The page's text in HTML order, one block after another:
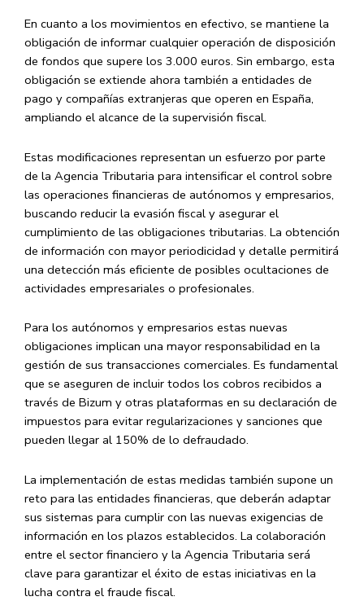
​En cuanto a los movimientos en efectivo, se mantiene la
obligación de informar cualquier operación de disposición
de fondos que supere los 3.000 euros. Sin embargo, esta
obligación se extiende ahora también a entidades de
pago y compañías extranjeras que operen en España,
ampliando el alcance de la supervisión fiscal. ​
​Estas modificaciones representan un esfuerzo por parte
de la Agencia Tributaria para intensificar el control sobre
las operaciones financieras de autónomos y empresarios,
buscando reducir la evasión fiscal y asegurar el
cumplimiento de las obligaciones tributarias. La obtención
de información con mayor periodicidad y detalle permitirá
una detección más eficiente de posibles ocultaciones de
actividades empresariales o profesionales. ​
Para los autónomos y empresarios estas nuevas
obligaciones implican una mayor responsabilidad en la
gestión de sus transacciones comerciales. Es fundamental
que se aseguren de incluir todos los cobros recibidos a
través de Bizum y otras plataformas en su declaración de
impuestos para evitar regularizaciones y sanciones que
pueden llegar al 150% de lo defraudado.
​La implementación de estas medidas también supone un
reto para las entidades financieras, que deberán adaptar
sus sistemas para cumplir con las nuevas exigencias de
información en los plazos establecidos. La colaboración
entre el sector financiero y la Agencia Tributaria será
clave para garantizar el éxito de estas iniciativas en la
lucha contra el fraude fiscal.